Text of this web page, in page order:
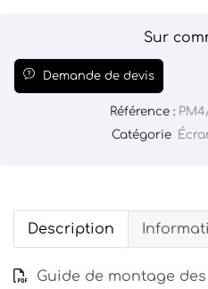
Sur
Demande de devis
Référence :
Catégorie
Description
Guide de montage